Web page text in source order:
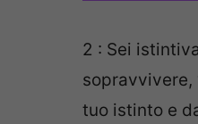
2 : Sei
sopravvivere,
tuo istinto e